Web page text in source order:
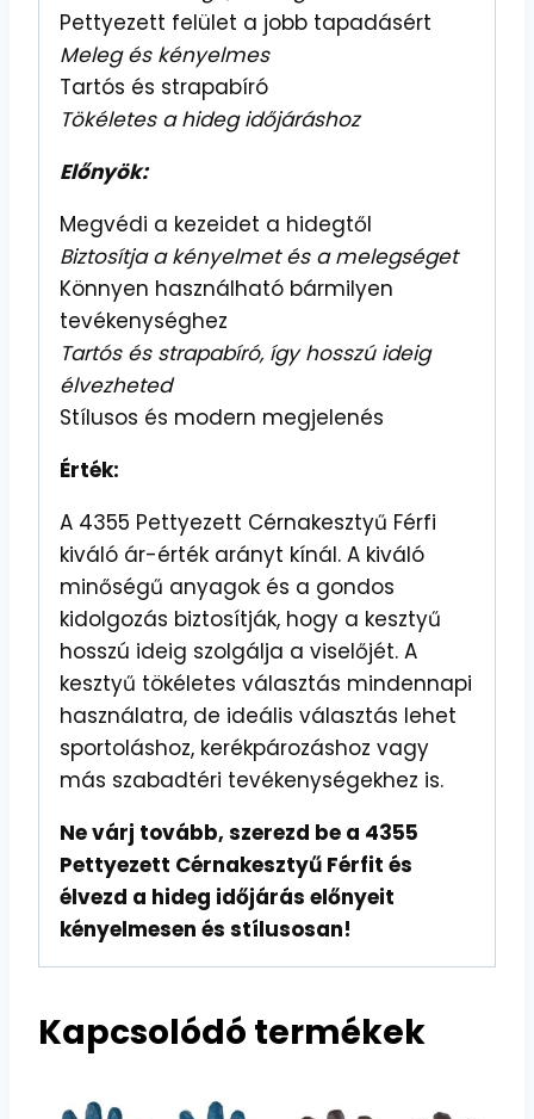
Pettyezett felület a jobb tapadásért
Meleg és kényelmes
Tartós és strapabíró
Tökéletes a hideg időjáráshoz
Előnyök:
Megvédi a kezeidet a hidegtől
Biztosítja a kényelmet és a melegséget
Könnyen használható bármilyen
tevékenységhez
Tartós és strapabíró, így hosszú ideig
élvezheted
Stílusos és modern megjelenés
Érték:
A 4355 Pettyezett Cérnakesztyű Férfi
kiváló ár-érték arányt kínál. A kiváló
minőségű anyagok és a gondos
kidolgozás biztosítják, hogy a kesztyű
hosszú ideig szolgálja a viselőjét. A
kesztyű tökéletes választás mindennapi
használatra, de ideális választás lehet
sportoláshoz, kerékpározáshoz vagy
más szabadtéri tevékenységekhez is.
Ne várj tovább, szerezd be a 4355
Pettyezett Cérnakesztyű Férfit és
élvezd a hideg időjárás előnyeit
kényelmesen és stílusosan!
Kapcsolódó termékek